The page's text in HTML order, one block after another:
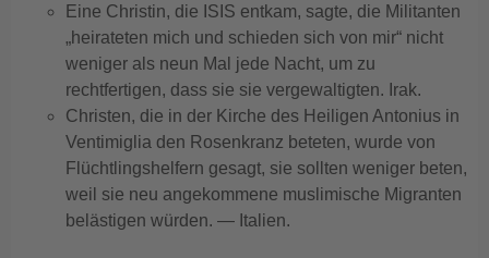
Eine Christin, die ISIS entkam, sagte, die Militanten
„heirateten mich und schieden sich von mir“ nicht
weniger als neun Mal jede Nacht, um zu
rechtfertigen, dass sie sie vergewaltigten. Irak.
Christen, die in der Kirche des Heiligen Antonius in
Ventimiglia den Rosenkranz beteten, wurde von
Flüchtlingshelfern gesagt, sie sollten weniger beten,
weil sie neu angekommene muslimische Migranten
belästigen würden. — Italien.